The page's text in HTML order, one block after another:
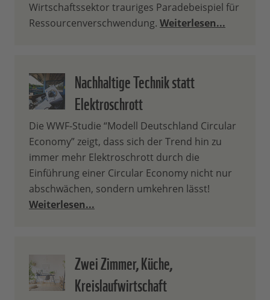
Wirtschaftssektor trauriges Paradebeispiel für
Ressourcenverschwendung. Weiterlesen...
Nachhaltige Technik statt
Elektroschrott
Die WWF-Studie “Modell Deutschland Circular
Economy” zeigt, dass sich der Trend hin zu
immer mehr Elektroschrott durch die
Einführung einer Circular Economy nicht nur
abschwächen, sondern umkehren lässt!
Weiterlesen...
Zwei Zimmer, Küche,
Kreislaufwirtschaft